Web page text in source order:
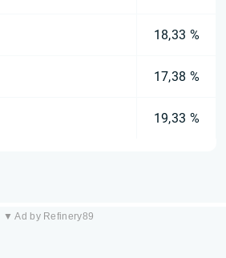
18,33 %
17,38 %
19,33 %
▼ Ad by Refinery89